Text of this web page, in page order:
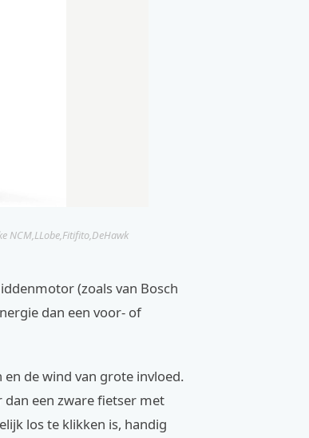
NCM,LLobe,Fitifito,DeHawk
(zoals van Bosch
dan een voor- of
de wind van grote invloed.
dan een zware fietser met
los te klikken is, handig